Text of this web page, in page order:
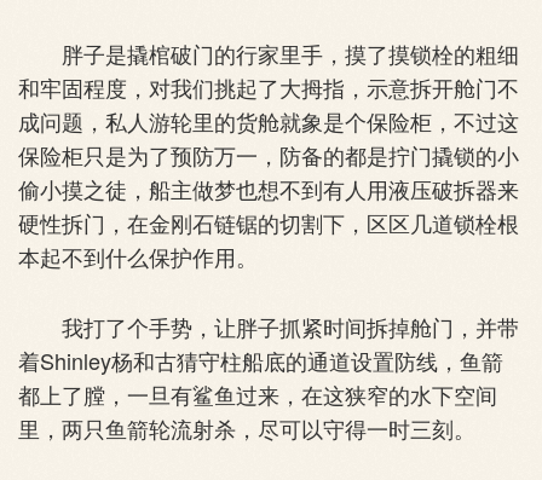
胖子是撬棺破门的行家里手，摸了摸锁栓的粗细
和牢固程度，对我们挑起了大拇指，示意拆开舱门不
成问题，私人游轮里的货舱就象是个保险柜，不过这
保险柜只是为了预防万一，防备的都是拧门撬锁的小
偷小摸之徒，船主做梦也想不到有人用液压破拆器来
硬性拆门，在金刚石链锯的切割下，区区几道锁栓根
本起不到什么保护作用。
我打了个手势，让胖子抓紧时间拆掉舱门，并带
着Shinley杨和古猜守柱船底的通道设置防线，鱼箭
都上了膛，一旦有鲨鱼过来，在这狭窄的水下空间
里，两只鱼箭轮流射杀，尽可以守得一时三刻。